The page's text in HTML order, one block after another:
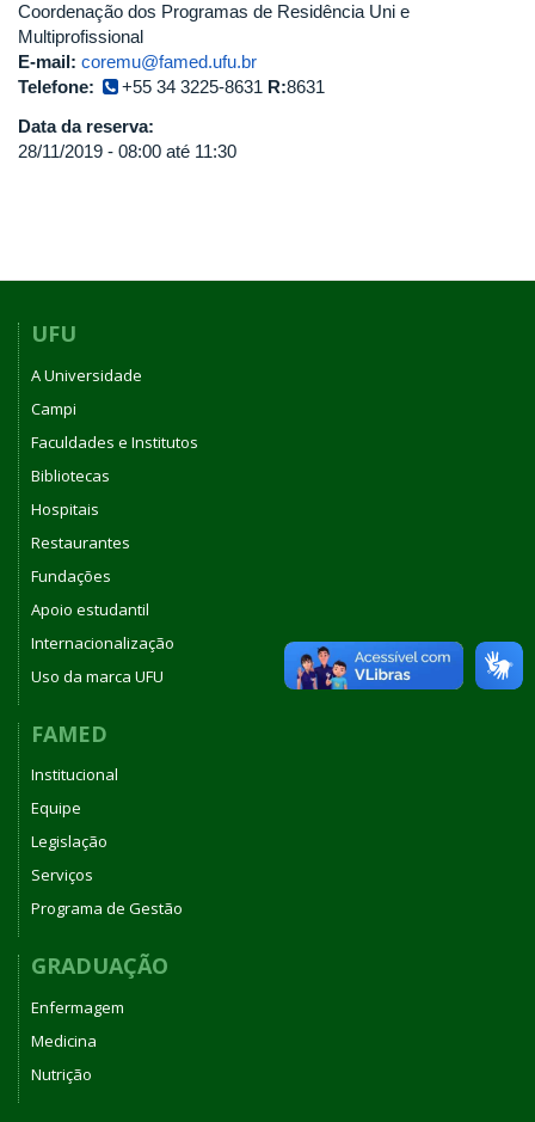
Coordenação dos Programas de Residência Uni e
Multiprofissional
E-mail: coremu@famed.ufu.br
Telefone:
+55 34 3225-8631 R:8631
Data da reserva:
28/11/2019 - 08:00 até 11:30
UFU
A Universidade
Campi
Faculdades e Institutos
Bibliotecas
Hospitais
Restaurantes
Fundações
Apoio estudantil
Internacionalização
Uso da marca UFU
FAMED
Institucional
Equipe
Legislação
Serviços
Programa de Gestão
GRADUAÇÃO
Enfermagem
Medicina
Nutrição